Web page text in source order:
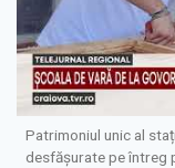
Patrimoniul unic al
desfășurate pe întreg